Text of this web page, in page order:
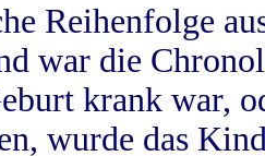
Reihenfolge
war die
krank war,
wurde das